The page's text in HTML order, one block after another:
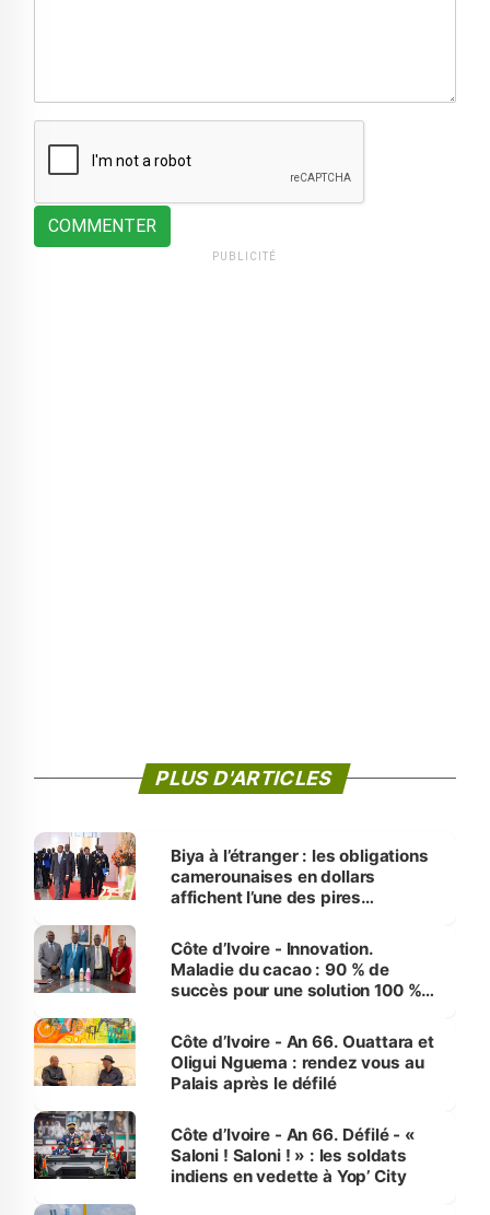
COMMENTER
PUBLICITÉ
PLUS D'ARTICLES
Biya à l’étranger : les obligations
camerounaises en dollars
affichent l’une des pires
Côte d’Ivoire - Innovation.
Maladie du cacao : 90 % de
succès pour une solution 100 %
Côte d’Ivoire - An 66. Ouattara et
Oligui Nguema : rendez vous au
Palais après le défilé
Côte d’Ivoire - An 66. Défilé - «
Saloni ! Saloni ! » : les soldats
indiens en vedette à Yop’ City